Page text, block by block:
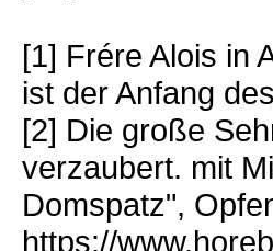
[1] Frére Alois in
ist der Anfang
[2] Die große
verzaubert. mit
Domspatz",
https://